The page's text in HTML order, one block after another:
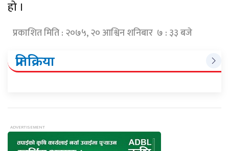
हो ।
प्रकाशित मिति : २०७५, २० आश्विन शनिबार ७ : ३३ बजे
प्रतिक्रिया